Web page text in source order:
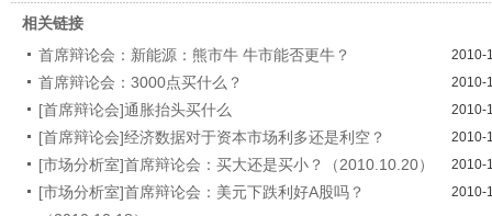
相关链接
首席辩论会：新能源：熊市牛 牛市能否更牛？
2010-
首席辩论会：3000点买什么？ 2010-
[首席辩论会]通胀抬头买什么 2010-
[首席辩论会]经济数据对于资本市场利多还是利空？ 2010-
[市场分析室]首席辩论会：买大还是买小？（2010.10.20） 2010-
[市场分析室]首席辩论会：美元下跌利好A股吗？
2010-